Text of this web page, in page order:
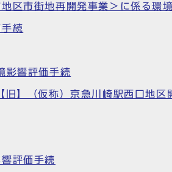
区市街地再開発事業＞に係る環
続
影響評価手続
】（仮称）京急川崎駅西口地区
評価手続